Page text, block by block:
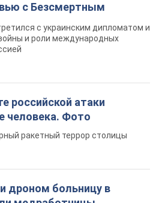
с Безсмертным
с украинским дипломатом и
и роли международных
российской атаки
человека. Фото
ракетный террор столицы
дроном больницу в